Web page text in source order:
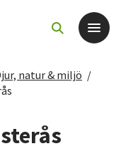
natur & miljö /